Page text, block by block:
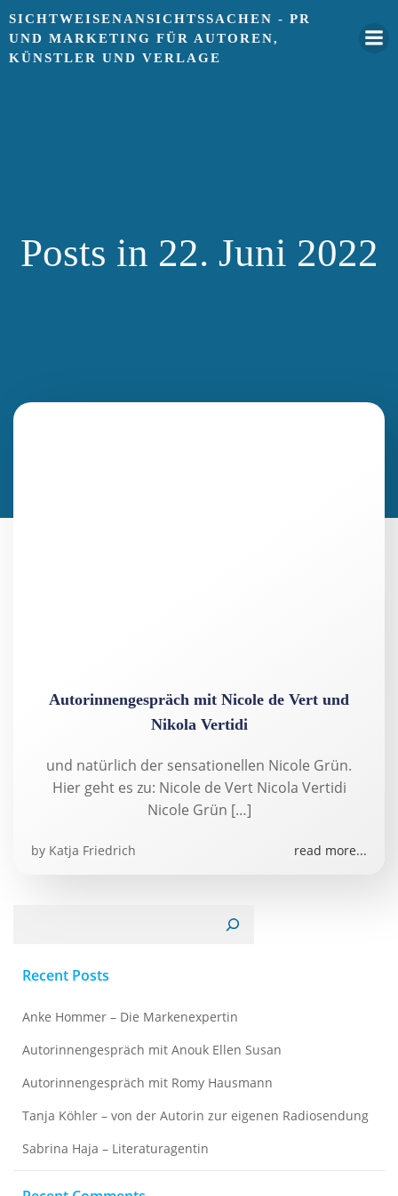
Springe
zum
Inhalt
SICHTWEISENANSICHTSSACHEN - PR
UND MARKETING FÜR AUTOREN,
KÜNSTLER UND VERLAGE
Posts in 22. Juni 2022
Autorinnengespräch mit Nicole de Vert und
Nikola Vertidi
und natürlich der sensationellen Nicole Grün.
Hier geht es zu: Nicole de Vert Nicola Vertidi
Nicole Grün […]
by Katja Friedrich read more...
Recent Posts
Anke Hommer – Die Markenexpertin
Autorinnengespräch mit Anouk Ellen Susan
Autorinnengespräch mit Romy Hausmann
Tanja Köhler – von der Autorin zur eigenen Radiosendung
Sabrina Haja – Literaturagentin